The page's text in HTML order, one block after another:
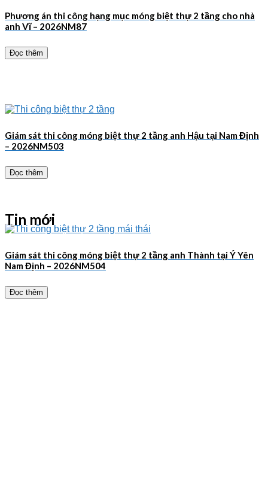
Phương án thi công hạng mục móng biệt thự 2 tầng cho nhà
anh Vĩ – 2026NM87
Đọc thêm
Giám sát thi công móng biệt thự 2 tầng anh Hậu tại Nam Định
– 2026NM503
Đọc thêm
Giám sát thi công móng biệt thự 2 tầng anh Thành tại Ý Yên
Nam Định – 2026NM504
Đọc thêm
Tin mới